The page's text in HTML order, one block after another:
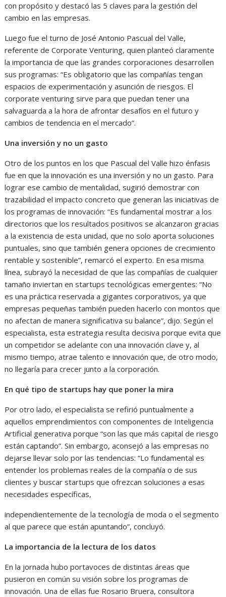
con propósito y destacó las 5 claves para la gestión del
cambio en las empresas.
Luego fue el turno de José Antonio Pascual del Valle,
referente de Corporate Venturing, quien planteó claramente
la importancia de que las grandes corporaciones desarrollen
sus programas: “Es obligatorio que las compañías tengan
espacios de experimentación y asunción de riesgos. El
corporate venturing sirve para que puedan tener una
salvaguarda a la hora de afrontar desafíos en el futuro y
cambios de tendencia en el mercado”.
Una inversión y no un gasto
Otro de los puntos en los que Pascual del Valle hizo énfasis
fue en que la innovación es una inversión y no un gasto. Para
lograr ese cambio de mentalidad, sugirió demostrar con
trazabilidad el impacto concreto que generan las iniciativas de
los programas de innovación: “Es fundamental mostrar a los
directorios que los resultados positivos se alcanzaron gracias
a la existencia de esta unidad, que no solo aporta soluciones
puntuales, sino que también genera opciones de crecimiento
rentable y sostenible”, remarcó el experto. En esa misma
línea, subrayó la necesidad de que las compañías de cualquier
tamaño inviertan en startups tecnológicas emergentes: “No
es una práctica reservada a gigantes corporativos, ya que
empresas pequeñas también pueden hacerlo con montos que
no afectan de manera significativa su balance”, dijo. Según el
especialista, esta estrategia resulta decisiva porque evita que
un competidor se adelante con una innovación clave y, al
mismo tiempo, atrae talento e innovación que, de otro modo,
no llegaría para crecer junto a la corporación.
En qué tipo de startups hay que poner la mira
Por otro lado, el especialista se refirió puntualmente a
aquellos emprendimientos con componentes de Inteligencia
Artificial generativa porque “son las que más capital de riesgo
están captando”. Sin embargo, aconsejó a las empresas no
dejarse llevar solo por las tendencias: “Lo fundamental es
entender los problemas reales de la compañía o de sus
clientes y buscar startups que ofrezcan soluciones a esas
necesidades específicas,
independientemente de la tecnología de moda o el segmento
al que parece que están apuntando”, concluyó.
La importancia de la lectura de los datos
En la jornada hubo portavoces de distintas áreas que
pusieron en común su visión sobre los programas de
innovación. Una de ellas fue Rosario Bruera, consultora